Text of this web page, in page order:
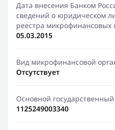
Дата внесения Банком
сведений о юридическом
реестра микрофинансовых
05.03.2015
Вид микрофинансовой
Отсутствует
Основной
1125249003340